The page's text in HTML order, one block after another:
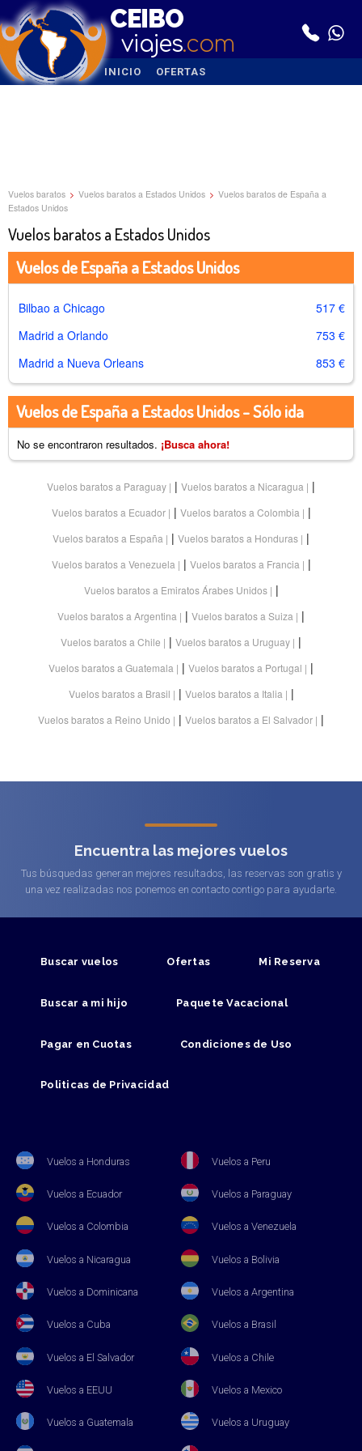
CEIBO
viajes.com
INICIO OFERTAS
Encuentra las mejores vuelos
Tus búsquedas generan mejores resultados, las reservas son gratis y
una vez realizadas nos ponemos en contacto contigo para ayudarte.
Buscar vuelos Ofertas Mi Reserva
Buscar a mi hijo Paquete Vacacional
Pagar en Cuotas Condiciones de Uso
Politicas de Privacidad
Vuelos a Honduras Vuelos a Peru
Vuelos a Ecuador Vuelos a Paraguay
Vuelos a Colombia Vuelos a Venezuela
Vuelos a Nicaragua Vuelos a Bolivia
Vuelos a Dominicana Vuelos a Argentina
Vuelos a Cuba Vuelos a Brasil
Vuelos a El Salvador Vuelos a Chile
Vuelos a EEUU Vuelos a Mexico
Vuelos a Guatemala Vuelos a Uruguay